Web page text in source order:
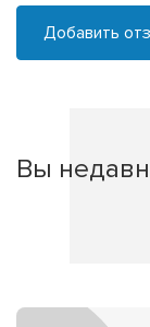
Добавить
Вы